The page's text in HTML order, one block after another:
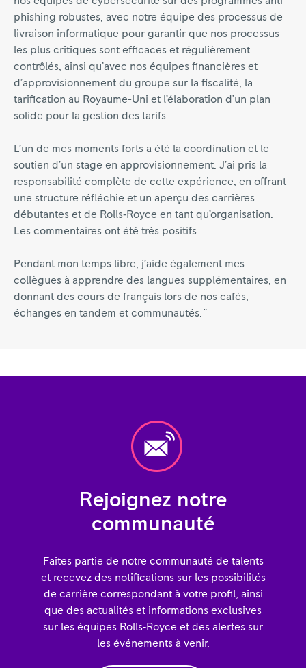
phishing robustes, avec notre équipe des processus de
livraison informatique pour garantir que nos processus
les plus critiques sont efficaces et régulièrement
contrôlés, ainsi qu’avec nos équipes financières et
d’approvisionnement du groupe sur la fiscalité, la
tarification au Royaume-Uni et l’élaboration d’un plan
solide pour la gestion des tarifs.
L’un de mes moments forts a été la coordination et le
soutien d’un stage en approvisionnement. J’ai pris la
responsabilité complète de cette expérience, en offrant
une structure réfléchie et un aperçu des carrières
débutantes et de Rolls‑Royce en tant qu’organisation.
Les commentaires ont été très positifs.
Pendant mon temps libre, j’aide également mes
collègues à apprendre des langues supplémentaires, en
donnant des cours de français lors de nos cafés,
échanges en tandem et communautés. "
Rejoignez notre
communauté
Faites partie de notre communauté de talents
et recevez des notifications sur les possibilités
de carrière correspondant à votre profil, ainsi
que des actualités et informations exclusives
sur les équipes Rolls‑Royce et des alertes sur
les événements à venir.